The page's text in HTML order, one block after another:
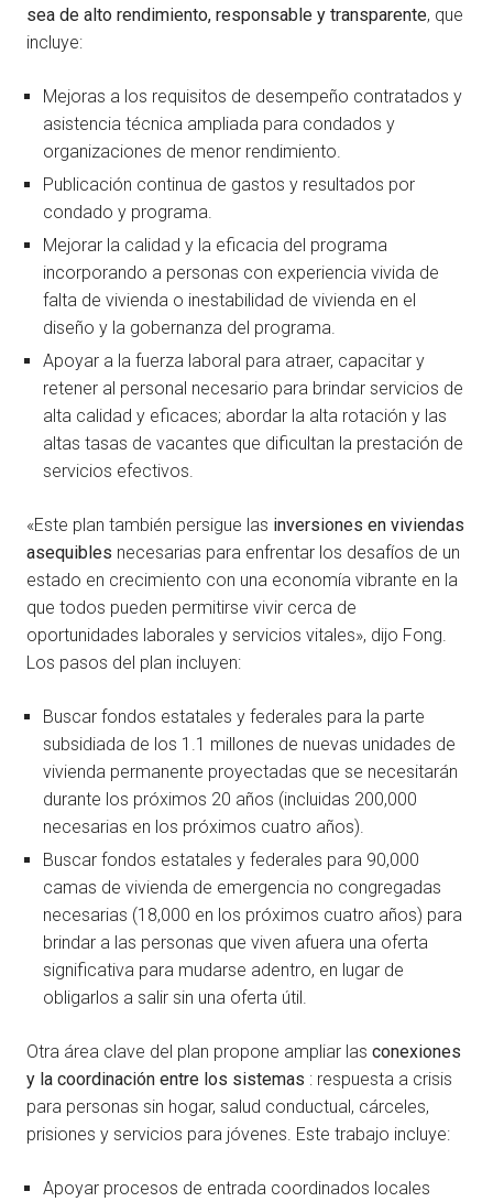
sea de alto rendimiento, responsable y transparente, que
incluye:
Mejoras a los requisitos de desempeño contratados y
asistencia técnica ampliada para condados y
organizaciones de menor rendimiento.
Publicación continua de gastos y resultados por
condado y programa.
Mejorar la calidad y la eficacia del programa
incorporando a personas con experiencia vivida de
falta de vivienda o inestabilidad de vivienda en el
diseño y la gobernanza del programa.
Apoyar a la fuerza laboral para atraer, capacitar y
retener al personal necesario para brindar servicios de
alta calidad y eficaces; abordar la alta rotación y las
altas tasas de vacantes que dificultan la prestación de
servicios efectivos.
«Este plan también persigue las inversiones en viviendas
asequibles necesarias para enfrentar los desafíos de un
estado en crecimiento con una economía vibrante en la
que todos pueden permitirse vivir cerca de
oportunidades laborales y servicios vitales», dijo Fong.
Los pasos del plan incluyen:
Buscar fondos estatales y federales para la parte
subsidiada de los 1.1 millones de nuevas unidades de
vivienda permanente proyectadas que se necesitarán
durante los próximos 20 años (incluidas 200,000
necesarias en los próximos cuatro años).
Buscar fondos estatales y federales para 90,000
camas de vivienda de emergencia no congregadas
necesarias (18,000 en los próximos cuatro años) para
brindar a las personas que viven afuera una oferta
significativa para mudarse adentro, en lugar de
obligarlos a salir sin una oferta útil.
Otra área clave del plan propone ampliar las conexiones
y la coordinación entre los sistemas : respuesta a crisis
para personas sin hogar, salud conductual, cárceles,
prisiones y servicios para jóvenes. Este trabajo incluye:
Apoyar procesos de entrada coordinados locales